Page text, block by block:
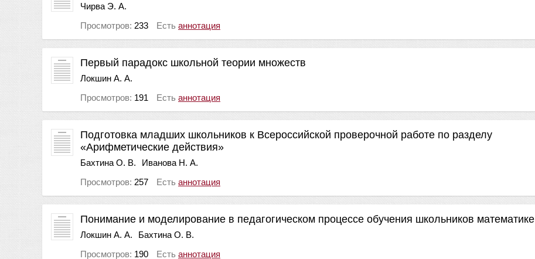
Чирва Э. А.
Просмотров: 233 Есть аннотация
Первый парадокс школьной теории множеств
Локшин А. А.
Просмотров: 191 Есть аннотация
Подготовка младших школьников к Всероссийской проверочной работе по разделу
«Арифметические действия»
Бахтина О. В.
Иванова Н. А.
Просмотров: 257 Есть аннотация
Понимание и моделирование в педагогическом процессе обучения школьников математике
Локшин А. А.
Бахтина О. В.
Просмотров: 190 Есть аннотация